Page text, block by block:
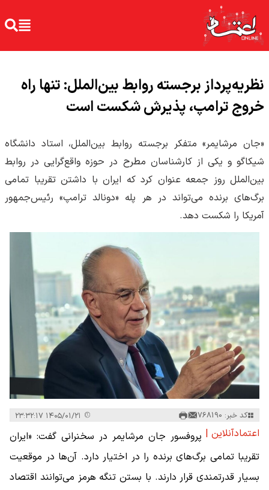
نظریه‌پرداز برجسته روابط بین‌الملل: تنها راه
خروج ترامپ، پذیرش شکست است
«جان مرشایمر» متفکر برجسته روابط بین‌الملل، استاد دانشگاه
شیکاگو و یکی از کارشناسان مطرح در حوزه واقع‌گرایی در روابط
بین‌الملل روز جمعه عنوان کرد که ایران با داشتن تقریبا تمامی
برگ‌های برنده می‌تواند در هر پله «دونالد ترامپ» رئیس‌جمهور
آمریکا را شکست دهد.
کد خبر: 768190
اعتمادآنلاین | پروفسور جان مرشایمر در سخنرانی گفت: «ایران
تقریبا تمامی برگ‌های برنده را در اختیار دارد. آن‌ها در موقعیت
بسیار قدرتمندی قرار دارند. با بستن تنگه هرمز می‌توانند اقتصاد